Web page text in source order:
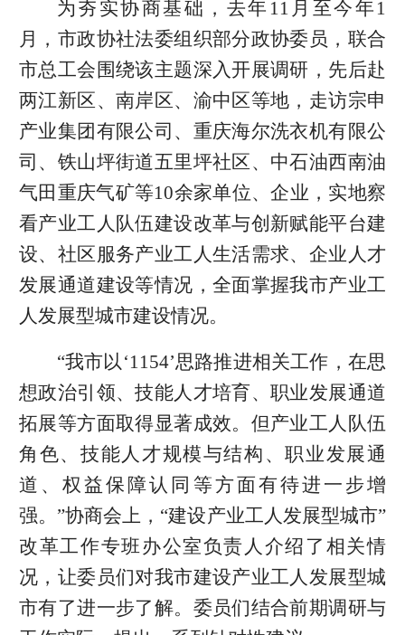
为夯实协商基础，去年11月至今年1
月，市政协社法委组织部分政协委员，联合
市总工会围绕该主题深入开展调研，先后赴
两江新区、南岸区、渝中区等地，走访宗申
产业集团有限公司、重庆海尔洗衣机有限公
司、铁山坪街道五里坪社区、中石油西南油
气田重庆气矿等10余家单位、企业，实地察
看产业工人队伍建设改革与创新赋能平台建
设、社区服务产业工人生活需求、企业人才
发展通道建设等情况，全面掌握我市产业工
人发展型城市建设情况。
“我市以‘1154’思路推进相关工作，在思
想政治引领、技能人才培育、职业发展通道
拓展等方面取得显著成效。但产业工人队伍
角色、技能人才规模与结构、职业发展通
道、权益保障认同等方面有待进一步增
强。”协商会上，“建设产业工人发展型城市”
改革工作专班办公室负责人介绍了相关情
况，让委员们对我市建设产业工人发展型城
市有了进一步了解。委员们结合前期调研与